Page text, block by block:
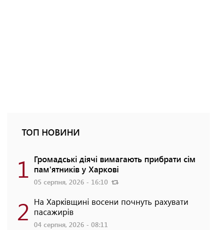
ТОП НОВИНИ
1 Громадські діячі вимагають прибрати сім
пам'ятників у Харкові
05 серпня, 2026 - 16:10
2 На Харківщині восени почнуть рахувати
пасажирів
04 серпня, 2026 - 08:11